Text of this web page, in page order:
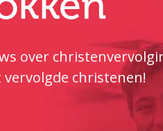
over
christenen!